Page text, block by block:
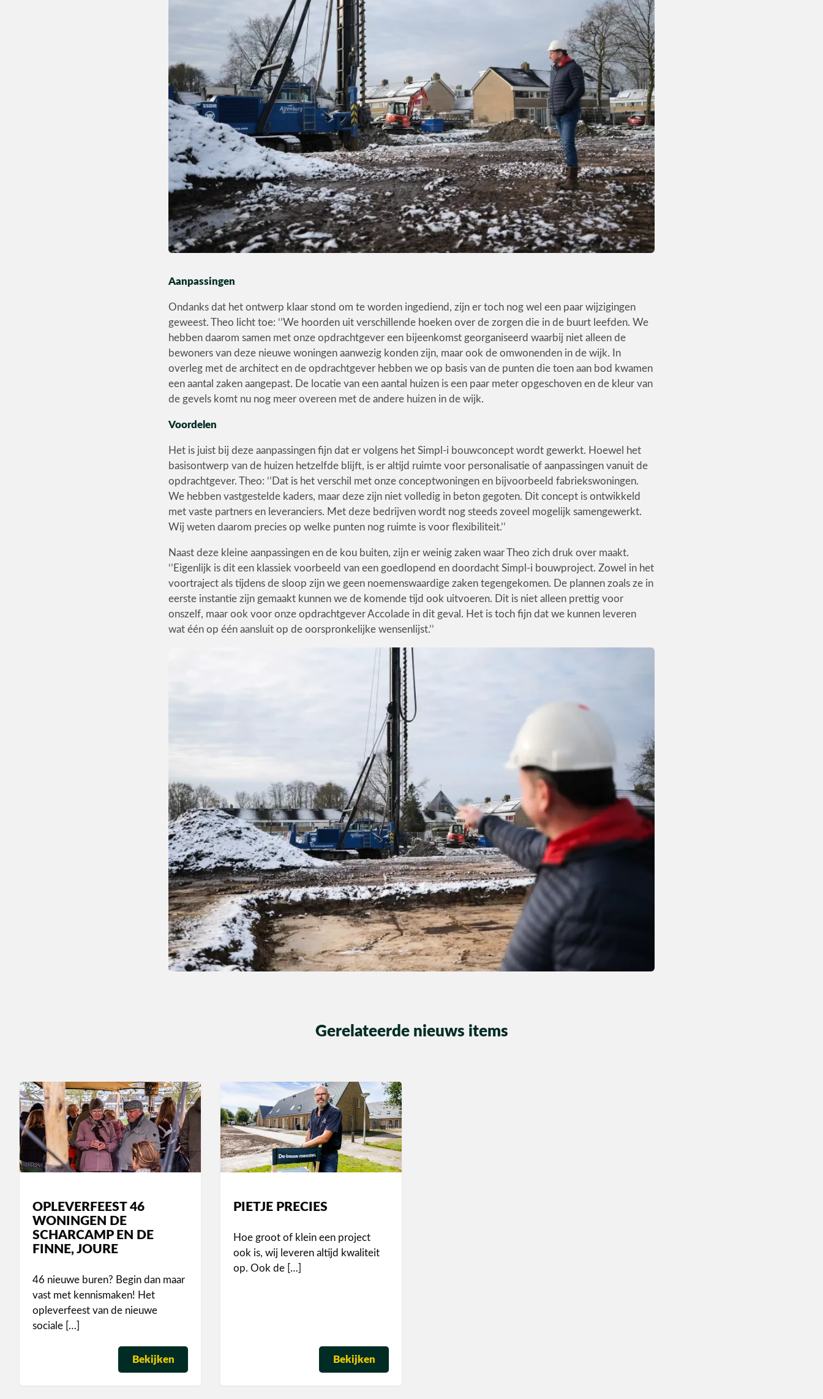
Aanpassingen
Ondanks dat het ontwerp klaar stond om te worden ingediend, zijn er toch nog wel een paar wijzigingen
geweest. Theo licht toe: ‘’We hoorden uit verschillende hoeken over de zorgen die in de buurt leefden. We
hebben daarom samen met onze opdrachtgever een bijeenkomst georganiseerd waarbij niet alleen de
bewoners van deze nieuwe woningen aanwezig konden zijn, maar ook de omwonenden in de wijk. In
overleg met de architect en de opdrachtgever hebben we op basis van de punten die toen aan bod kwamen
een aantal zaken aangepast. De locatie van een aantal huizen is een paar meter opgeschoven en de kleur van
de gevels komt nu nog meer overeen met de andere huizen in de wijk.
Voordelen
Het is juist bij deze aanpassingen fijn dat er volgens het Simpl-i bouwconcept wordt gewerkt. Hoewel het
basisontwerp van de huizen hetzelfde blijft, is er altijd ruimte voor personalisatie of aanpassingen vanuit de
opdrachtgever. Theo: ‘’Dat is het verschil met onze conceptwoningen en bijvoorbeeld fabriekswoningen.
We hebben vastgestelde kaders, maar deze zijn niet volledig in beton gegoten. Dit concept is ontwikkeld
met vaste partners en leveranciers. Met deze bedrijven wordt nog steeds zoveel mogelijk samengewerkt.
Wij weten daarom precies op welke punten nog ruimte is voor flexibiliteit.’’
Naast deze kleine aanpassingen en de kou buiten, zijn er weinig zaken waar Theo zich druk over maakt.
‘’Eigenlijk is dit een klassiek voorbeeld van een goedlopend en doordacht Simpl-i bouwproject. Zowel in het
voortraject als tijdens de sloop zijn we geen noemenswaardige zaken tegengekomen. De plannen zoals ze in
eerste instantie zijn gemaakt kunnen we de komende tijd ook uitvoeren. Dit is niet alleen prettig voor
onszelf, maar ook voor onze opdrachtgever Accolade in dit geval. Het is toch fijn dat we kunnen leveren
wat één op één aansluit op de oorspronkelijke wensenlijst.’’
Gerelateerde nieuws items
OPLEVERFEEST 46
WONINGEN DE
SCHARCAMP EN DE
FINNE, JOURE
46 nieuwe buren? Begin dan maar
vast met kennismaken! Het
opleverfeest van de nieuwe
sociale […]
Bekijken
PIETJE PRECIES
Hoe groot of klein een project
ook is, wij leveren altijd kwaliteit
op. Ook de […]
Bekijken